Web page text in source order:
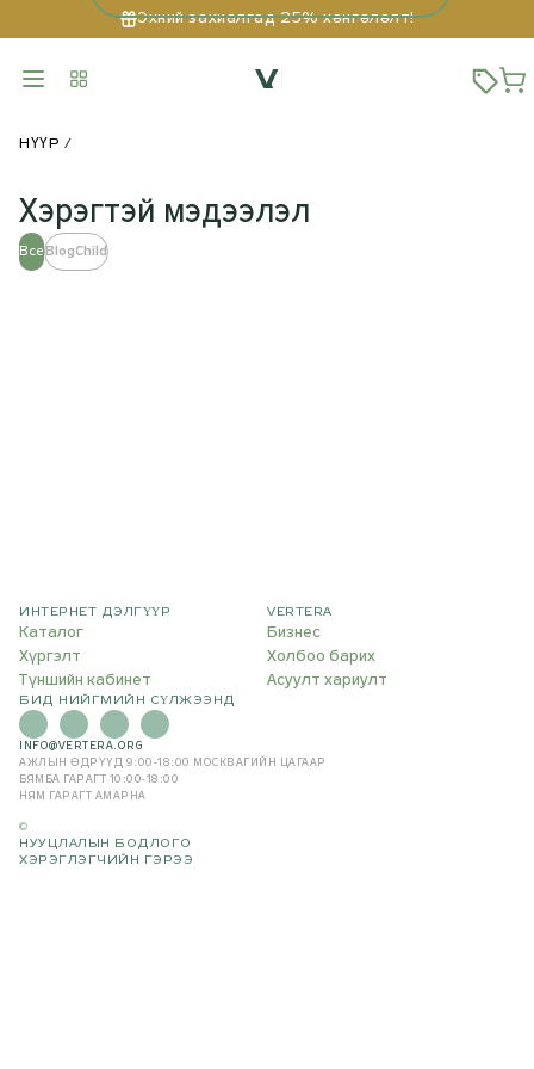
Эхний захиалгад 25% хөнгөлөлт!
НҮҮР
Хэрэгтэй мэдээлэл
ВсеBlogChild
ИНТЕРНЕТ ДЭЛГҮҮР
Каталог
Хүргэлт
Түншийн кабинет
VERTERA
Бизнес
Холбоо барих
Асуулт хариулт
БИД НИЙГМИЙН СҮЛЖЭЭНД
INFO@VERTERA.ORG
АЖЛЫН ӨДРҮҮД 9:00-18:00
МОСКВАГИЙН ЦАГААР
БЯМБА ГАРАГТ 10:00-18:00
НЯМ ГАРАГТ АМАРНА
©
НУУЦЛАЛЫН БОДЛОГО
ХЭРЭГЛЭГЧИЙН ГЭРЭЭ